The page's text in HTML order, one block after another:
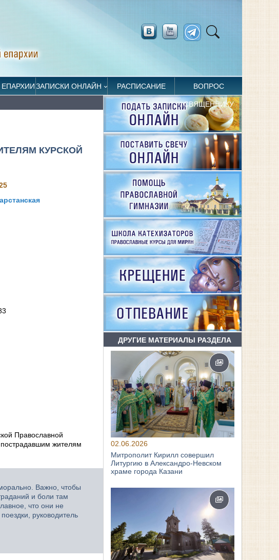
ЗАПИСКИ ОНЛАЙН РАСПИСАНИЕ ВОПРОС
СВЯЩЕННИКУ
КУРСКОЙ
Православной
пострадавшим жителям
Важно, чтобы
и боли там
что они не
руководитель
ДРУГИЕ МАТЕРИАЛЫ РАЗДЕЛА
02.06.2026
Митрополит Кирилл совершил
Литургию в Александро-Невском
храме города Казани